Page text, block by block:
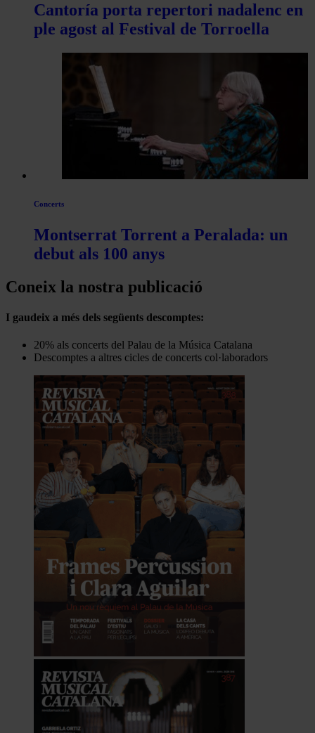
Cantoría porta repertori nadalenc en
ple agost al Festival de Torroella
Concerts
Montserrat Torrent a Peralada: un
debut als 100 anys
Coneix la nostra publicació
I gaudeix a més dels següents descomptes:
20% als concerts del Palau de la Música Catalana
Descomptes a altres cicles de concerts col·laboradors